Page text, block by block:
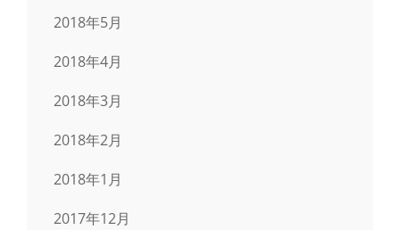
2018年5月
2018年4月
2018年3月
2018年2月
2018年1月
2017年12月